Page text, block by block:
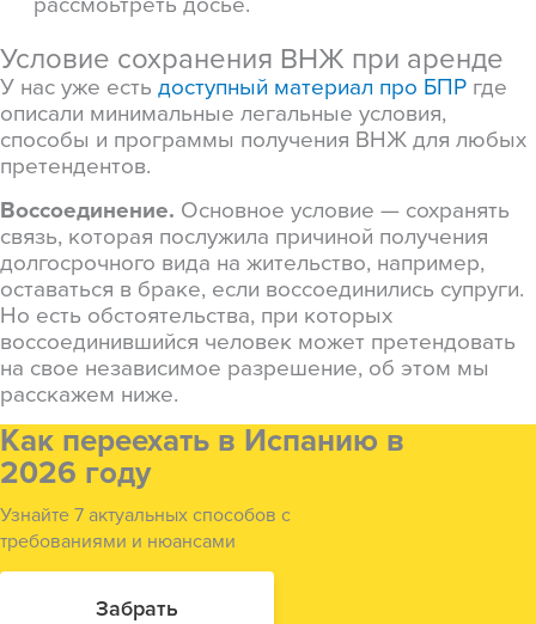
Условие сохранения ВНЖ при аренде
У нас уже есть доступный материал про БПР где
описали минимальные легальные условия,
способы и программы получения ВНЖ для любых
претендентов.
Воссоединение. Основное условие — сохранять
связь, которая послужила причиной получения
долгосрочного вида на жительство, например,
оставаться в браке, если воссоединились супруги.
Но есть обстоятельства, при которых
воссоединившийся человек может претендовать
на свое независимое разрешение, об этом мы
расскажем ниже.
Как переехать в Испанию в
2026 году
Узнайте 7 актуальных способов с
требованиями и нюансами
Забрать